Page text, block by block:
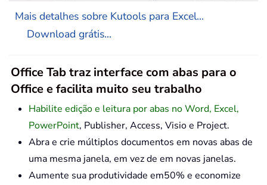
Mais detalhes sobre Kutools para Excel...
Download grátis...
Office Tab traz interface com abas para o
Office e facilita muito seu trabalho
Habilite edição e leitura por abas no Word, Excel,
PowerPoint, Publisher, Access, Visio e Project.
Abra e crie múltiplos documentos em novas abas de
uma mesma janela, em vez de em novas janelas.
Aumente sua produtividade em50% e economize